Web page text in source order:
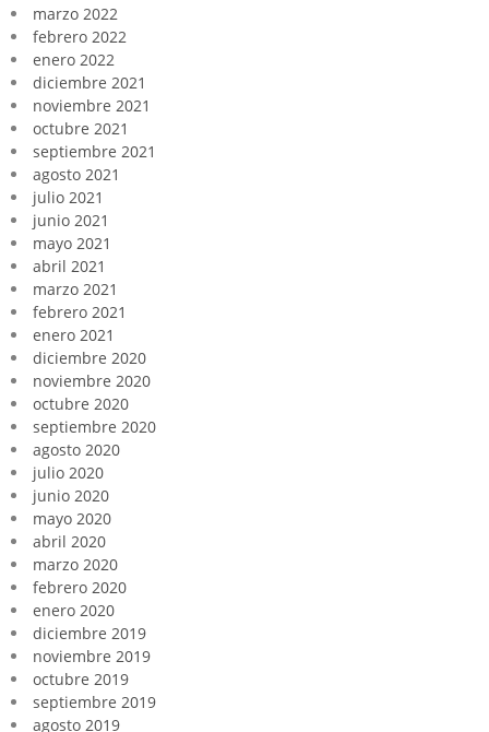
marzo 2022
febrero 2022
enero 2022
diciembre 2021
noviembre 2021
octubre 2021
septiembre 2021
agosto 2021
julio 2021
junio 2021
mayo 2021
abril 2021
marzo 2021
febrero 2021
enero 2021
diciembre 2020
noviembre 2020
octubre 2020
septiembre 2020
agosto 2020
julio 2020
junio 2020
mayo 2020
abril 2020
marzo 2020
febrero 2020
enero 2020
diciembre 2019
noviembre 2019
octubre 2019
septiembre 2019
agosto 2019